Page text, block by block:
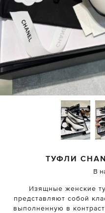
ТУФЛИ
В
Изящные женские
представляют собой
выполненную в